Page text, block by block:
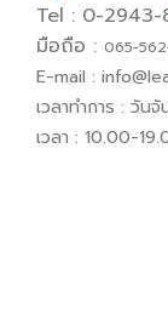
Tel : 0-
มือถือ :
E-mail :
เวลาทำการ : วัน
เวลา : 10.00-